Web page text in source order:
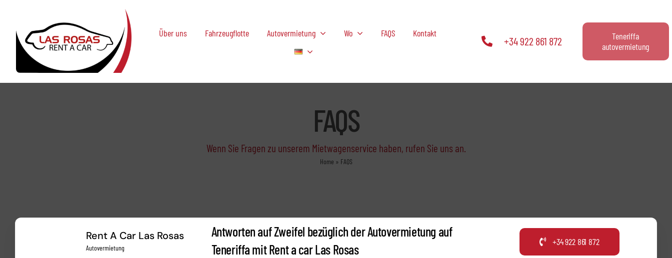
content
Über uns Fahrzeugflotte Autovermietung Wo FAQS Kontakt
+34 922 861 872
Teneriffa
autovermietung
FAQS
Wenn Sie Fragen zu unserem Mietwagenservice haben, rufen Sie uns an.
Home » FAQS
Rent A Car Las Rosas
Autovermietung
AntwortenaufZweifel bezüglichderAutovermietung auf
TeneriffamitRenta car Las Rosas
+34 922 861 872